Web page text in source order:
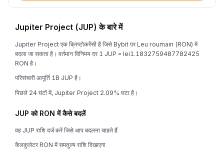
Jupiter Project (JUP) के बारे में
Jupiter Project एक क्रिप्टोकरेंसी है जिसे Bybit पर Leu roumain (RON) में
बदला जा सकता है। वर्तमान विनिमय दर 1 JUP = lei1.1832759487782425
RON है।
परिसंचारी आपूर्ति 1B JUP है।
पिछले 24 घंटों में, Jupiter Project 2.09% घटा है।
JUP को RON में कैसे बदलें
वह JUP राशि दर्ज करें जिसे आप बदलना चाहते हैं
कैलकुलेटर RON में समतुल्य राशि दिखाएगा